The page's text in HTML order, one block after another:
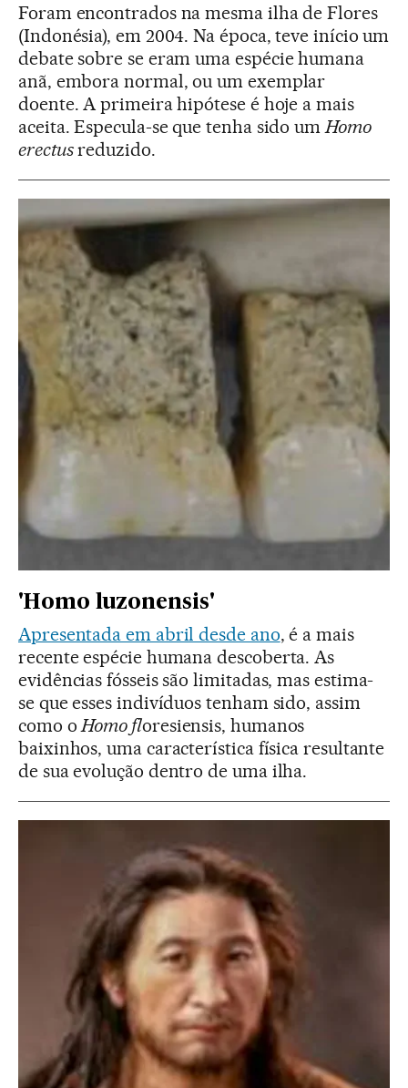
Foram encontrados na mesma ilha de Flores
(Indonésia), em 2004. Na época, teve início um
debate sobre se eram uma espécie humana
anã, embora normal, ou um exemplar
doente. A primeira hipótese é hoje a mais
aceita. Especula-se que tenha sido um Homo
erectusreduzido.
'Homo luzonensis'
Apresentada em abril desde ano, é a mais
recente espécie humana descoberta. As
evidências fósseis são limitadas, mas estima-
se que esses indivíduos tenham sido, assim
como o Homo floresiensis, humanos
baixinhos, uma característica física resultante
de sua evolução dentro de uma ilha.